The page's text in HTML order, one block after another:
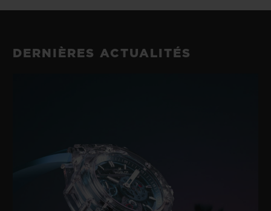
DERNIÈRES ACTUALITÉS